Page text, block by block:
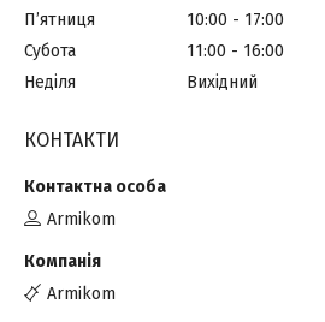
Пʼятниця
10:00
17:00
Субота
11:00
16:00
Неділя
Вихідний
КОНТАКТИ
Armikom
Armikom